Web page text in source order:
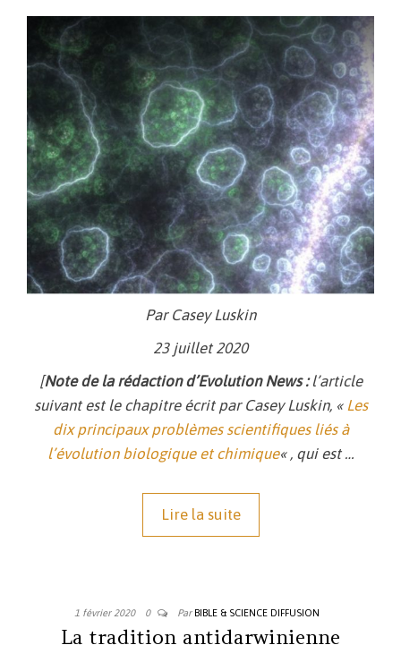
Par Casey Luskin
23 juillet 2020
[Note de la rédaction d’Evolution News :l’article
suivant est le chapitre écrit par Casey Luskin, « Les
dix principauxproblèmes scientifiques liés à
l’évolution biologique et chimique« , qui est …
Lire la suite
1 février 2020 0 Par BIBLE & SCIENCE DIFFUSION
La tradition antidarwinienne